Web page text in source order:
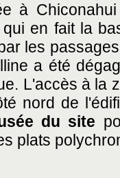
à
en fait la
les
a été
L'accès à la
nord de
du site
plats